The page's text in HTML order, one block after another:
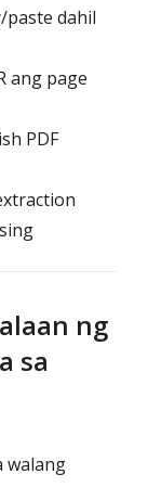
paste dahil
ang page
PDF
ng
sa
walang